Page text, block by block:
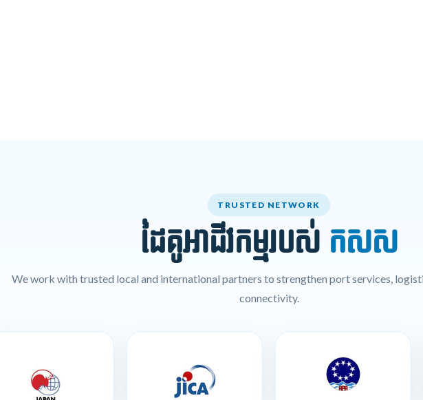
TRUSTED NETWORK
ដៃគូអាជីវកម្មរបស់ កសស
We work with trusted local and international partners to strengthen port services,
connectivity.